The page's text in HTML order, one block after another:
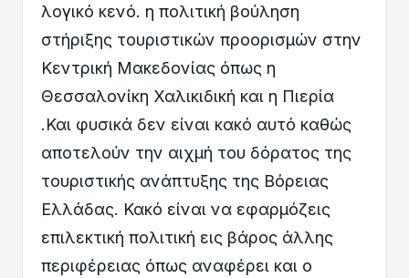
λογικό κενό. η πολιτική βούληση
στήριξης τουριστικών προορισμών στην
Κεντρική Μακεδονίας όπως η
Θεσσαλονίκη Χαλικιδική και η Πιερία
.Και φυσικά δεν είναι κακό αυτό καθώς
αποτελούν την αιχμή του δόρατος της
τουριστικής ανάπτυξης της Βόρειας
Ελλάδας. Κακό είναι να εφαρμόζεις
επιλεκτική πολιτική εις βάρος άλλης
περιφέρειας όπως αναφέρει και ο